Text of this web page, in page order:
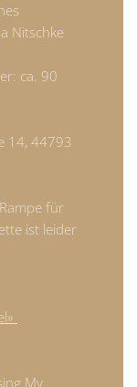
Nitschke
ca. 90
14, 44793
für
ist leider
My